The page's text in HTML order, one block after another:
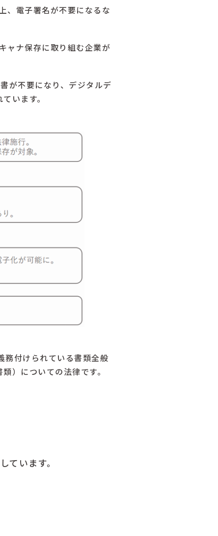
、電子署名が不要になるな
ャナ保存に取り組む企業が
が不要になり、デジタルデ
います。
付けられている書類全般
）についての法律です。
います。